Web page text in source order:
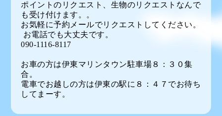
ポイントのリクエスト、生物のリクエストなんで
も受け付けます。。
お気軽に予約メールでリクエストしてください。
お電話でも大丈夫です。
090-1116-8117
お車の方は伊東マリンタウン駐車場８：３０集
合。
電車でお越しの方は伊東の駅に８：４７でお待ち
してまーす。